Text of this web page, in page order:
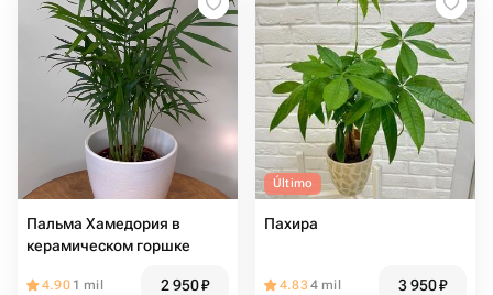
Пальма Хамедория в
керамическом горшке
4.90 1 mil 2 950₽
Último
Пахира
4.834 mil 3 950₽